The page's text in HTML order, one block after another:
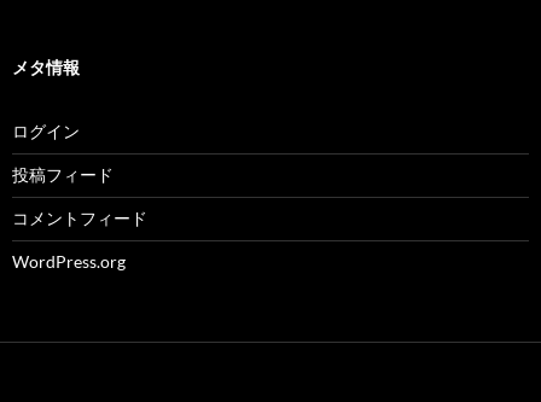
メタ情報
ログイン
投稿フィード
コメントフィード
WordPress.org